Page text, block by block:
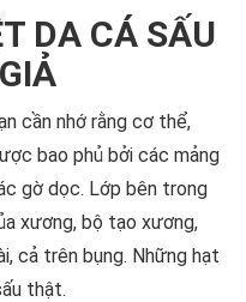
DA CÁ SẤU
cần nhớ rằng cơ thể,
bao phủ bởi các mảng
gờ dọc. Lớp bên trong
xương, bộ tạo xương,
cả trên bụng. Những hạt
thật.